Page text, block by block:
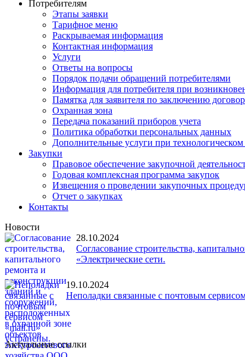
Потребителям
Этапы заявки
Тарифное меню
Раскрываемая информация
Контактная информация
Услуги
Ответы на вопросы
Порядок подачи обращений потребителями
Информация для потребителя при
Памятка для заявителя по заключению
Охранная зона
Передача показаний приборов учета
Политика обработки персональных данных
Дополнительные услуги при
Закупки
Правовое обеспечение закупочной
Годовая комплексная программа закупок
Извещения о проведении закупочных
Отчет о закупках
Контакты
Новости
28.10.2024
Согласование строительства,
«Электрические сети.
19.10.2024
Неполадки связанные с почтовым
Актуальные ссылки